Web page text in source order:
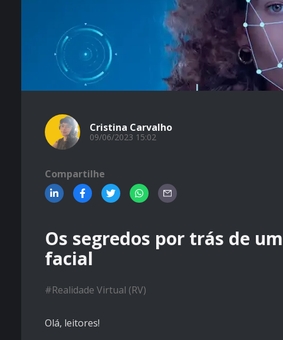
Cristina Carvalho
09/06/2023 15:02
Compartilhe
Os segredos por trás de
facial
#Realidade Virtual (RV)
Olá, leitores!